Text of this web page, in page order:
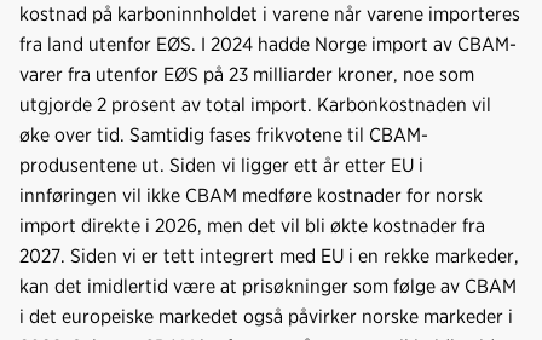
kostnad på karboninnholdet i varene når varene importeres
fra land utenfor EØS. I 2024 hadde Norge import av CBAM-
varer fra utenfor EØS på 23 milliarder kroner, noe som
utgjorde 2 prosent av total import. Karbonkostnaden vil
øke over tid. Samtidig fases frikvotene til CBAM-
produsentene ut. Siden vi ligger ett år etter EU i
innføringen vil ikke CBAM medføre kostnader for norsk
import direkte i 2026, men det vil bli økte kostnader fra
2027. Siden vi er tett integrert med EU i en rekke markeder,
kan det imidlertid være at prisøkninger som følge av CBAM
i det europeiske markedet også påvirker norske markeder i